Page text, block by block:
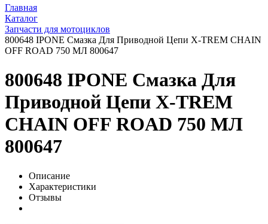
Главная
Каталог
Запчасти для мотоциклов
800648 IPONE Смазка Для Приводной Цепи X-TREM CHAIN
OFF ROAD 750 МЛ 800647
800648 IPONE Смазка Для
Приводной Цепи X-TREM
CHAIN OFF ROAD 750 МЛ
800647
Описание
Характеристики
Отзывы